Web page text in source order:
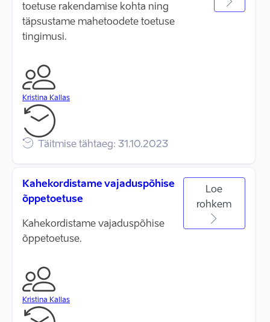
toetuse rakendamise kohta ning
täpsustame mahetoodete toetuse
tingimusi.
Kristina Kallas
Täitmise tähtaeg: 31.10.2023
Kahekordistame vajaduspõhise
õppetoetuse
Kahekordistame vajaduspõhise
õppetoetuse.
Kristina Kallas
Loe
rohkem